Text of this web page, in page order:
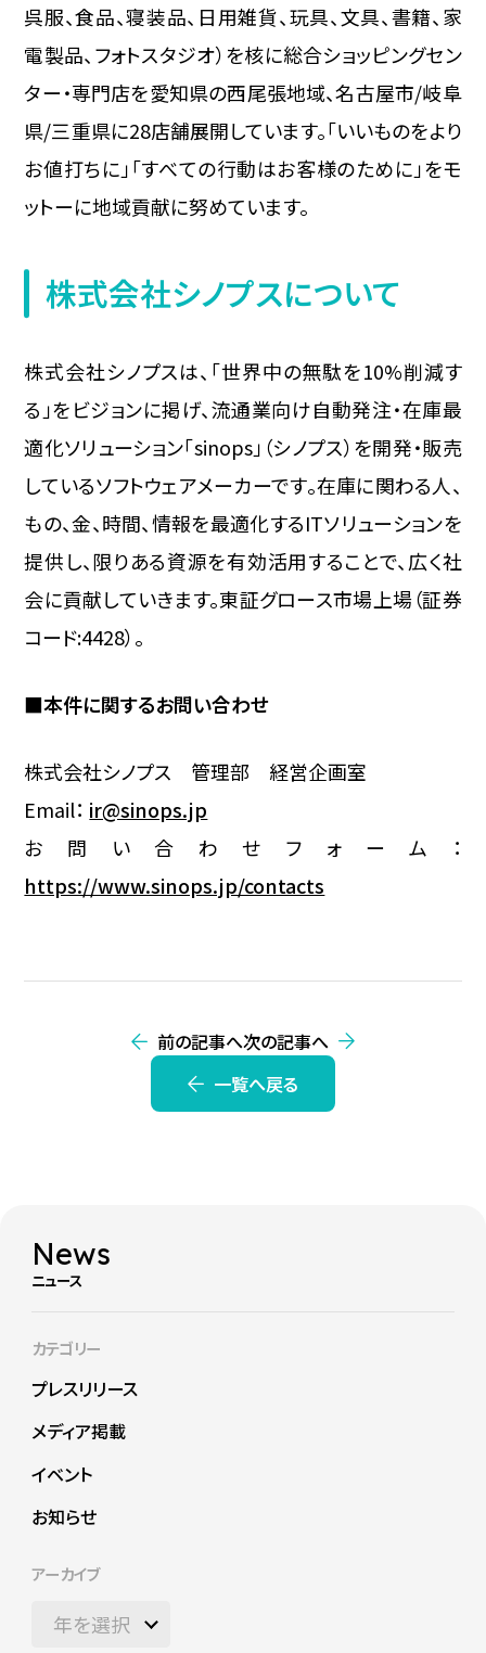
呉服、食品、寝装品、日用雑貨、玩具、文具、書籍、家
電製品、フォトスタジオ）を核に総合ショッピングセン
ター・専門店を愛知県の西尾張地域、名古屋市/岐阜
県/三重県に28店舗展開しています。「いいものをより
お値打ちに」「すべての行動はお客様のために」をモ
ットーに地域貢献に努めています。
株式会社シノプスについて
株式会社シノプスは、「世界中の無駄を10%削減す
る」をビジョンに掲げ、流通業向け自動発注・在庫最
適化ソリューション「sinops」（シノプス）を開発・販売
しているソフトウェアメーカーです。在庫に関わる人、
もの、金、時間、情報を最適化するITソリューションを
提供し、限りある資源を有効活用することで、広く社
会に貢献していきます。東証グロース市場上場（証券
コード:4428）。
■本件に関するお問い合わせ
株式会社シノプス 管理部 経営企画室
Email： ir@sinops.jp
お問い合わせフォーム：
https://www.sinops.jp/contacts
前の記事へ次の記事へ
一覧へ戻る
News
ニュース
カテゴリー
プレスリリース
メディア掲載
イベント
お知らせ
アーカイブ